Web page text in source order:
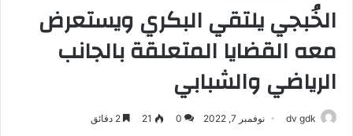
الخُبجي يلتقي البكري ويستعرض
معه القضايا المتعلقة بالجانب
الرياضي والشبابي
dv gdk نوفمبر 7, 2022 0
21